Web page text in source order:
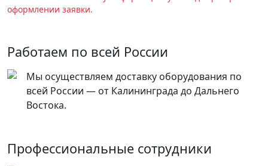
оформлении заявки.
Работаем по всей России
Мы осуществляем доставку оборудования по
всей России — от Калининграда до Дальнего
Востока.
Профессиональные сотрудники